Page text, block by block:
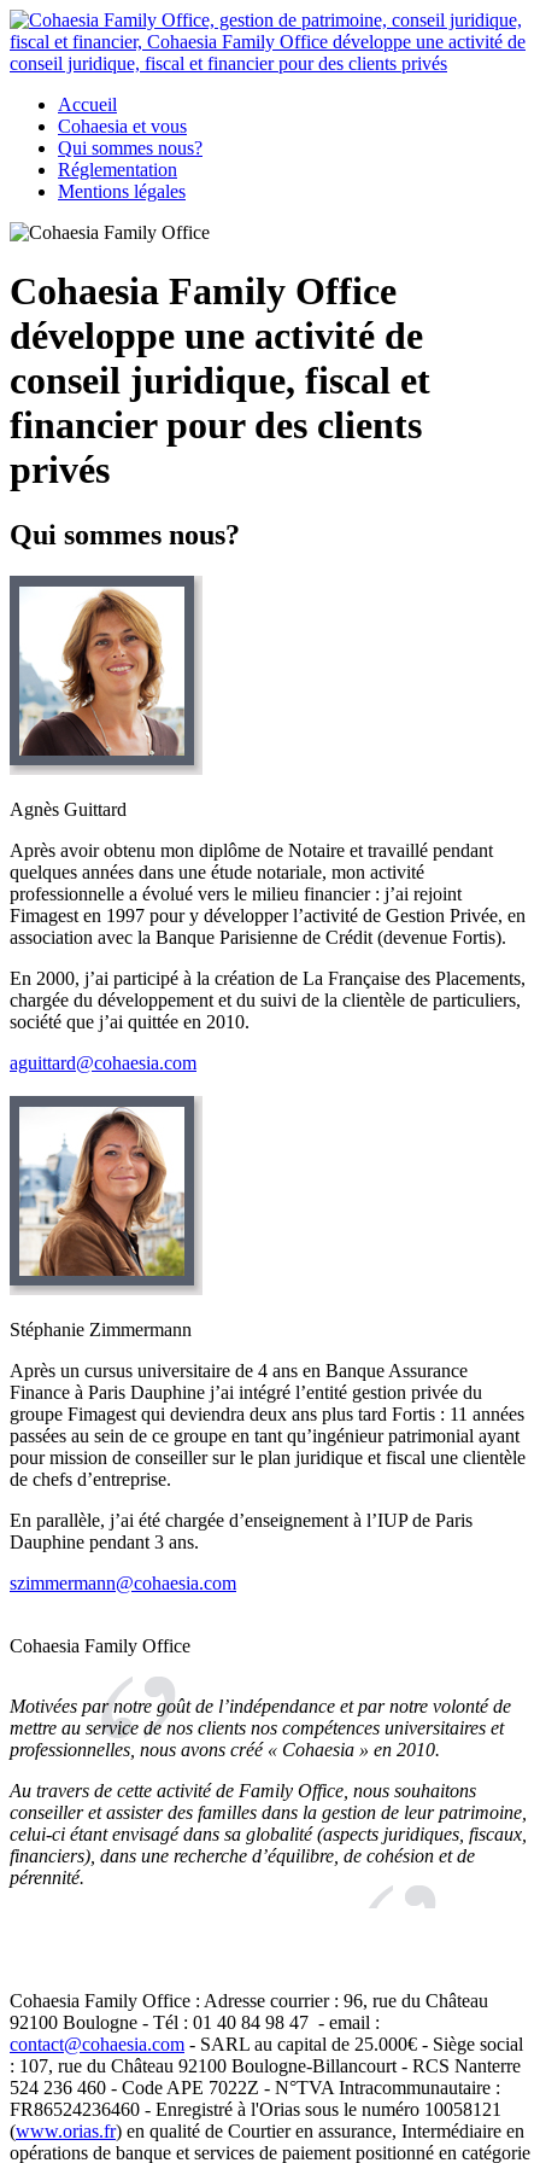
Accueil
Cohaesia et vous
Qui sommes nous?
Réglementation
Mentions légales
Cohaesia Family Office
développe une activité de
conseil juridique, fiscal et
financier pour des clients
privés
Qui sommes nous?
Agnès Guittard
Après avoir obtenu mon diplôme de Notaire et travaillé pendant
quelques années dans une étude notariale, mon activité
professionnelle a évolué vers le milieu financier : j’ai rejoint
Fimagest en 1997 pour y développer l’activité de Gestion Privée, en
association avec la Banque Parisienne de Crédit (devenue Fortis).
En 2000, j’ai participé à la création de La Française des Placements,
chargée du développement et du suivi de la clientèle de particuliers,
société que j’ai quittée en 2010.
aguittard@cohaesia.com
Stéphanie Zimmermann
Après un cursus universitaire de 4 ans en Banque Assurance
Finance à Paris Dauphine j’ai intégré l’entité gestion privée du
groupe Fimagest qui deviendra deux ans plus tard Fortis : 11 années
passées au sein de ce groupe en tant qu’ingénieur patrimonial ayant
pour mission de conseiller sur le plan juridique et fiscal une clientèle
de chefs d’entreprise.
En parallèle, j’ai été chargée d’enseignement à l’IUP de Paris
Dauphine pendant 3 ans.
szimmermann@cohaesia.com
Cohaesia Family Office
Motivées par notre goût de l’indépendance et par notre volonté de
mettre au service de nos clients nos compétences universitaires et
professionnelles, nous avons créé « Cohaesia » en 2010.
Au travers de cette activité de Family Office, nous souhaitons
conseiller et assister des familles dans la gestion de leur patrimoine,
celui-ci étant envisagé dans sa globalité (aspects juridiques, fiscaux,
financiers), dans une recherche d’équilibre, de cohésion et de
pérennité.
Cohaesia Family Office : Adresse courrier : 96, rue du Château
92100 Boulogne - Tél : 01 40 84 98 47 - email :
contact@cohaesia.com - SARL au capital de 25.000€ - Siège social
: 107, rue du Château 92100 Boulogne-Billancourt - RCS Nanterre
524 236 460 - Code APE 7022Z - N°TVA Intracommunautaire :
FR86524236460 - Enregistré à l'Orias sous le numéro 10058121
(www.orias.fr) en qualité de Courtier en assurance, Intermédiaire en
opérations de banque et services de paiement positionné en catégorie